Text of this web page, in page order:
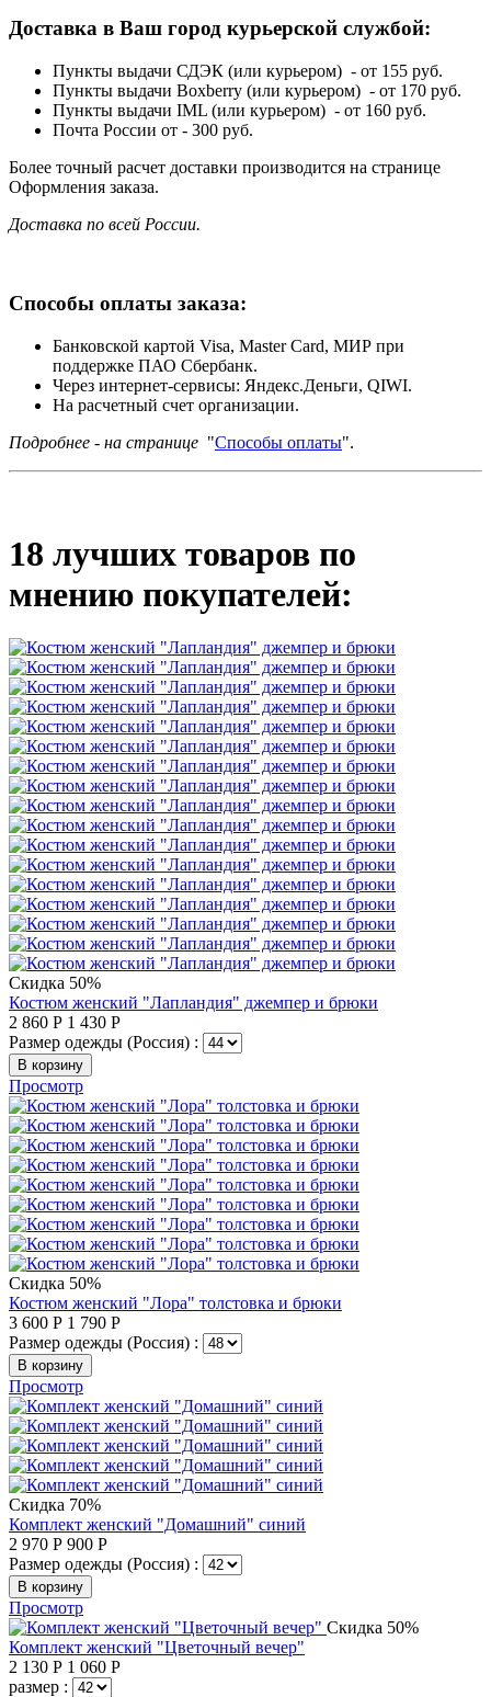
Доставка в Ваш город курьерской службой:
Пункты выдачи СДЭК (или курьером) - от 155 руб.
Пункты выдачи Boxberry (или курьером) - от 170 руб.
Пункты выдачи IML (или курьером) - от 160 руб.
Почта России от - 300 руб.
Более точный расчет доставки производится на странице
Оформления заказа.
Доставка по всей России.
Способы оплаты заказа:
Банковской картой Visa, Master Card, МИР при
поддержке ПАО Сбербанк.
Через интернет-сервисы: Яндекс.Деньги, QIWI.
На расчетный счет организации.
Подробнее - на странице "Способы оплаты".
18 лучших товаров по
мнению покупателей:
Скидка 50%
Костюм женский "Лапландия" джемпер и брюки
2 860 Р 1 430 Р
Размер одежды (Россия) :
В корзину
Просмотр
Скидка 50%
Костюм женский "Лора" толстовка и брюки
3 600 Р 1 790 Р
Размер одежды (Россия) :
В корзину
Просмотр
Скидка 70%
Комплект женский "Домашний" синий
2 970 Р 900 Р
Размер одежды (Россия) :
В корзину
Просмотр
Скидка 50%
Комплект женский "Цветочный вечер"
2 130 Р 1 060 Р
размер :